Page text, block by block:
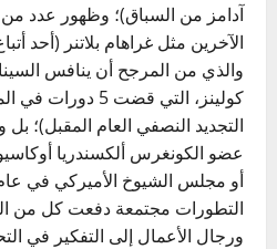
آدامز من السباق)؛ وظهور عدد من
الآخرين مثل غراهام بلاتنر (أحد
والذي من المرجح أن ينافس
كولينز، التي قضت
التجديد النصفي العام المقبل)؛
عضو الكونغرس ألكسندريا
التطورات مجتمعة دفعت كل من
ورجال الأعمال إلى التفكير في